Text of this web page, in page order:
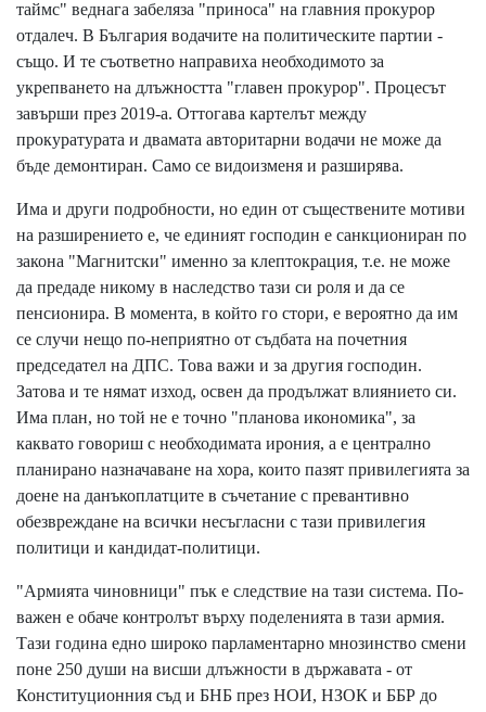
таймс" веднага забеляза "приноса" на главния прокурор
отдалеч. В България водачите на политическите партии -
също. И те съответно направиха необходимото за
укрепването на длъжността "главен прокурор". Процесът
завърши през 2019-а. Оттогава картелът между
прокуратурата и двамата авторитарни водачи не може да
бъде демонтиран. Само се видоизменя и разширява.
Има и други подробности, но един от съществените мотиви
на разширението е, че единият господин е санкциониран по
закона "Магнитски" именно за клептокрация, т.е. не може
да предаде никому в наследство тази си роля и да се
пенсионира. В момента, в който го стори, е вероятно да им
се случи нещо по-неприятно от съдбата на почетния
председател на ДПС. Това важи и за другия господин.
Затова и те нямат изход, освен да продължат влиянието си.
Има план, но той не е точно "планова икономика", за
каквато говориш с необходимата ирония, а е централно
планирано назначаване на хора, които пазят привилегията за
доене на данъкоплатците в съчетание с превантивно
обезвреждане на всички несъгласни с тази привилегия
политици и кандидат-политици.
"Армията чиновници" пък е следствие на тази система. По-
важен е обаче контролът върху поделенията в тази армия.
Тази година едно широко парламентарно мнозинство смени
поне 250 души на висши длъжности в държавата - от
Конституционния съд и БНБ през НОИ, НЗОК и ББР до